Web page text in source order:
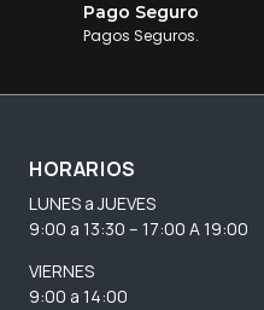
Pago Seguro
Pagos Seguros.
HORARIOS
LUNES a JUEVES
9:00 a 13:30 – 17:00 A 19:00
VIERNES
9:00 a 14:00